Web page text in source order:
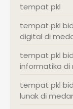
tempat pkl
tempat pkl
digital di
tempat pkl
informatika di
tempat pkl
lunak di